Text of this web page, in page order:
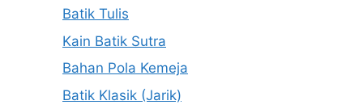
Batik Tulis
Kain Batik Sutra
Bahan Pola Kemeja
Batik Klasik (Jarik)